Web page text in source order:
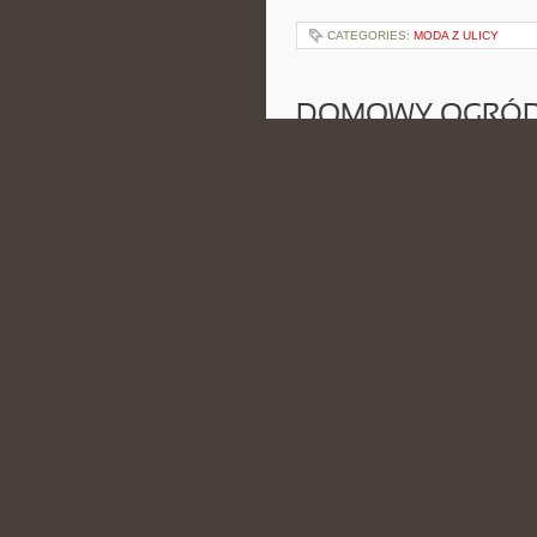
CATEGORIES: MODA Z ULICY
DOMOWY